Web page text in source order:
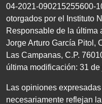
04-2021-090215255600-
otorgados por el Instituto
Responsable de la última
Jorge Arturo García Pitol,
Las Campanas, C.P.
última modificación: 31 de
Las opiniones
necesariamente reflejan